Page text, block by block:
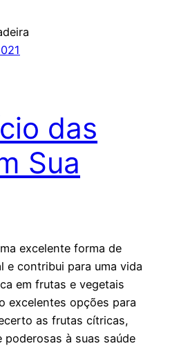
das
Sua
excelente forma de
e contribui para uma vida
em frutas e vegetais
excelentes opções para
as frutas cítricas,
à suas saúde